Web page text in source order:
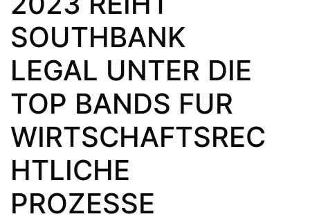
SOUTHBANK
LEGAL UNTER DIE
TOP BANDS FUR
WIRTSCHAFTSREC
HTLICHE
PROZESSE